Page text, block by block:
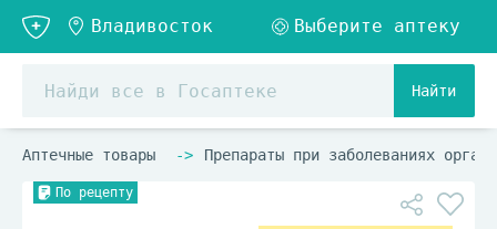
Найти
Аптечные товары Препараты при заболеваниях
По рецепту